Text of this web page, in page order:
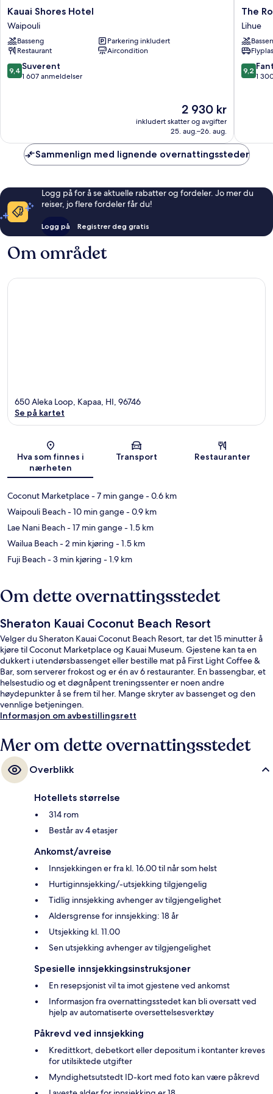
Kauai
Shores
Hotel
Waipouli
Kauai Shores Hotel
Waipouli
Basseng
Parkering inkludert
Restaurant
Aircondition
9.4
av
9,4 Suverent
1 607 anmeldelser
Prisen
er
2 930 kr
2 930 kr
inkludert skatter og avgifter
25. aug.–26. aug.
The
Royal
Sonesta
Kaua'i
Resort
Lihue
Lihue
The
Lihue
9.2
av
9,2
1
Sammenlign med lignende overnattingssteder
Logg på for å se aktuelle rabatter og fordeler. Jo mer du
reiser, jo flere fordeler får du!
Logg på Registrer deg gratis
Om området
Kart
650 Aleka Loop, Kapaa, HI, 96746
Se på kartet
Hva som finnes i
nærheten
Transport Restauranter
Coconut Marketplace- 7 min gange- 0.6 km
Waipouli Beach- 10 min gange- 0.9 km
Lae Nani Beach- 17 min gange- 1.5 km
Wailua Beach- 2 min kjøring - 1.5 km
Fuji Beach- 3 min kjøring - 1.9 km
Om dette overnattingsstedet
Sheraton Kauai Coconut Beach Resort
Velger du Sheraton Kauai Coconut Beach Resort, tar det 15 minutter å
kjøre til Coconut Marketplace og Kauai Museum. Gjestene kan ta en
dukkert i utendørsbassenget eller bestille mat på First Light Coffee &
Bar, som serverer frokost og er én av 6 restauranter. En bassengbar, et
helsestudio og et døgnåpent treningssenter er noen andre
høydepunkter å se frem til her. Mange skryter av bassenget og den
vennlige betjeningen.
Informasjon om avbestillingsrett
Mer om dette overnattingsstedet
Overblikk
Hotellets størrelse
314 rom
Består av 4 etasjer
Ankomst/avreise
Innsjekkingen er fra kl. 16.00 til når som helst
Hurtiginnsjekking/-utsjekking tilgjengelig
Tidlig innsjekking avhenger av tilgjengelighet
Aldersgrense for innsjekking: 18 år
Utsjekking kl. 11.00
Sen utsjekking avhenger av tilgjengelighet
Spesielle innsjekkingsinstruksjoner
En resepsjonist vil ta imot gjestene ved ankomst
Informasjon fra overnattingsstedet kan bli oversatt ved
hjelp av automatiserte oversettelsesverktøy
Påkrevd ved innsjekking
Kredittkort, debetkort eller depositum i kontanter kreves
for utilsiktede utgifter
Myndighetsutstedt ID-kort med foto kan være påkrevd